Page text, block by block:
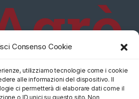
Consenso Cookie
utilizziamo tecnologie come i cookie
alle informazioni del dispositivo. Il
ci permetterà di elaborare dati come il
o ID unici su questo sito. Non